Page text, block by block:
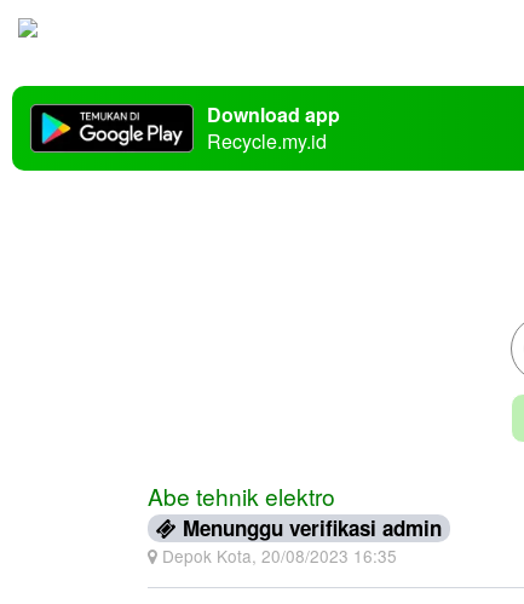
Download app
Recycle.my.id
Abe tehnik elektro
Menunggu verifikasi admin
Depok Kota, 20/08/2023 16:35